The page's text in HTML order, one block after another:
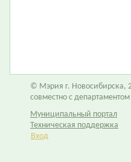
© Мэрия г. Новосибирска,
совместно с
Муниципальный портал
Техническая поддержка
Вход